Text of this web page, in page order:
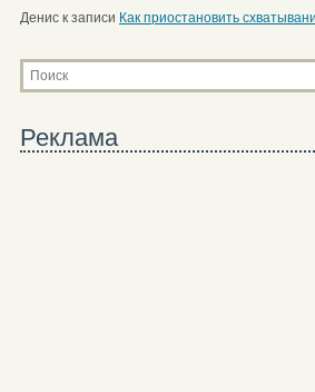
Дениск записи Как приостановить
Реклама